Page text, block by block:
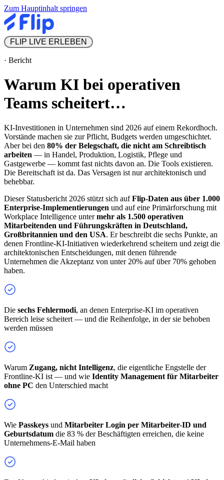
Zum Hauptinhalt springen
· Bericht
Warum KI bei operativen
Teams scheitert…
KI-Investitionen in Unternehmen sind 2026 auf einem Rekordhoch.
Vorstände machen sie zur Pflicht, Budgets werden umgeschichtet.
Aber bei den 80% der Belegschaft, die nicht am Schreibtisch
arbeiten — in Handel, Produktion, Logistik, Pflege und
Gastgewerbe — kommt fast nichts davon an. Die Tools existieren.
Die Bereitschaft ist da. Das Versagen ist nur architektonisch und
behebbar.
Dieser Statusbericht 2026 stützt sich aufFlip-Daten aus über 1.000
Enterprise-Implementierungen und auf eine Primärforschung mit
Workplace Intelligence untermehr als 1.500 operativen
Mitarbeitenden und Führungskräften in Deutschland,
Großbritannien und den USA. Er beschreibt die sechs Punkte, an
denen Frontline-KI-Initiativen wiederkehrend scheitern und zeigt die
architektonischen Entscheidungen, mit denen führende
Unternehmen die Akzeptanz von unter 20% auf über 70% gehoben
haben.
Die sechs Fehlermodi, an denen Enterprise-KI im operativen
Bereich leise scheitert — und die Reihenfolge, in der sie behoben
werden müssen
Warum Zugang, nicht Intelligenz, die eigentliche Engstelle der
Frontline-KI ist — und wie Identity Management für Mitarbeiter
ohne PC den Unterschied macht
Wie Passkeys und Mitarbeiter Login per Mitarbeiter-ID und
Geburtsdatum die 83 % der Beschäftigten erreichen, die keine
Unternehmens-E-Mail haben